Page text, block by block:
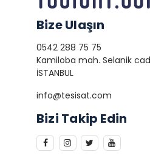
Bize Ulaşın
0542 288 75 75
Kamiloba mah. Selanik
İSTANBUL
info@tesisat.com
Bizi Takip Edin